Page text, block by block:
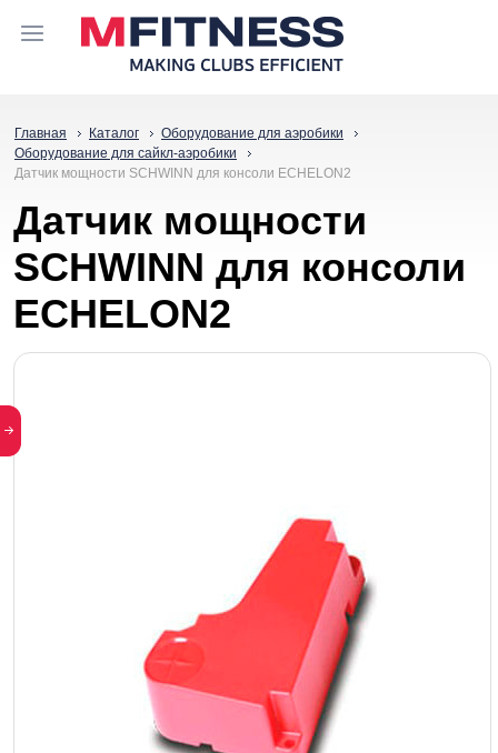
Главная Каталог
Оборудование для аэробики
Оборудование для сайкл-аэробики
Датчик мощности SCHWINN для консоли ECHELON2
Датчик мощности
SCHWINN для консоли
ECHELON2